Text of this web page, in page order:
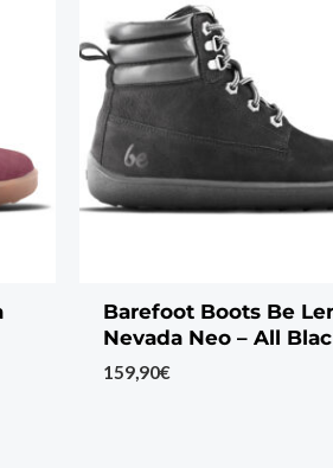
Barefoot Boots Be
Nevada Neo – All
159,90€